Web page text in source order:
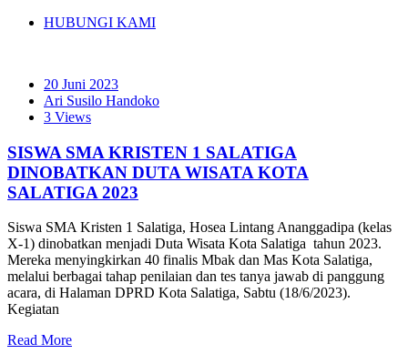
HUBUNGI KAMI
20 Juni 2023
Ari Susilo Handoko
3 Views
SISWA SMA KRISTEN 1 SALATIGA
DINOBATKAN DUTA WISATA KOTA
SALATIGA 2023
Siswa SMA Kristen 1 Salatiga, Hosea Lintang Ananggadipa (kelas
X-1) dinobatkan menjadi Duta Wisata Kota Salatiga tahun 2023.
Mereka menyingkirkan 40 finalis Mbak dan Mas Kota Salatiga,
melalui berbagai tahap penilaian dan tes tanya jawab di panggung
acara, di Halaman DPRD Kota Salatiga, Sabtu (18/6/2023).
Kegiatan
Read More